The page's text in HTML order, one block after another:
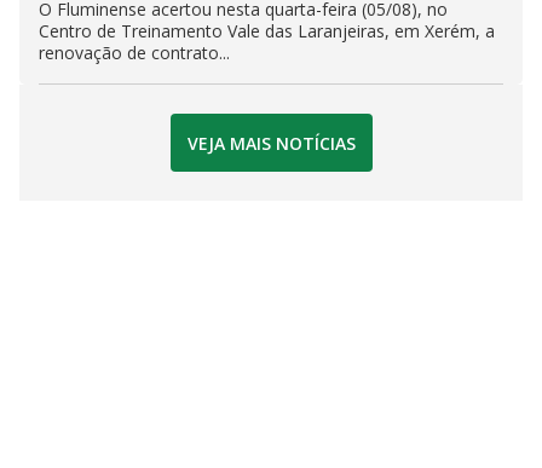
O Fluminense acertou nesta quarta-feira (05/08), no
Centro de Treinamento Vale das Laranjeiras, em Xerém, a
renovação de contrato...
VEJA MAIS NOTÍCIAS